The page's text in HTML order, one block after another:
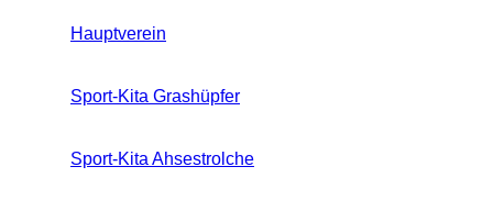
Hauptverein
Sport-Kita Grashüpfer
Sport-Kita Ahsestrolche